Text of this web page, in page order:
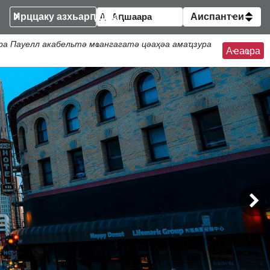
Ирццаку азхьарԥшқәа Аиспантҽи
акабельтә мҩангагатә цәаҳәа амаҵзура
Аҽаҩра